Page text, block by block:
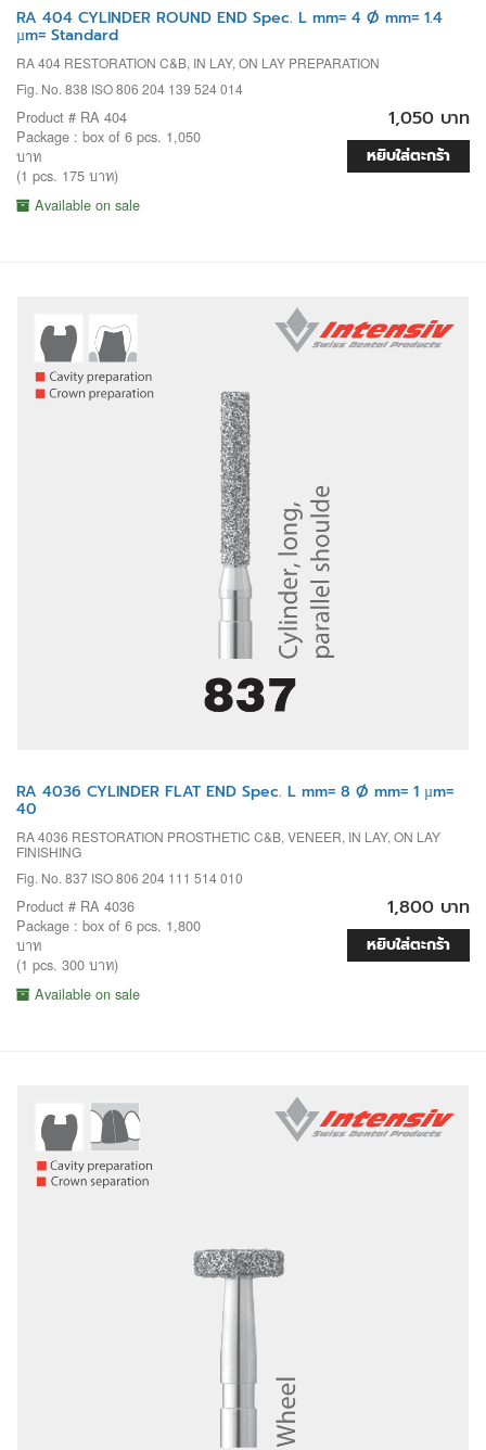
RA 404 CYLINDER ROUND END Spec. L mm= 4 Ø mm= 1.4
µm= Standard
RA 404 RESTORATION C&B, IN LAY, ON LAY PREPARATION
Fig. No. 838 ISO 806 204 139 524 014
Product # RA 404
Package : box of 6 pcs. 1,050
บาท
(1 pcs. 175 บาท)
Available on sale
1,050 บาท
หยิบใส่ตะกร้า
RA 4036 CYLINDER FLAT END Spec. L mm= 8 Ø mm= 1 µm=
40
RA 4036 RESTORATION PROSTHETIC C&B, VENEER, IN LAY, ON LAY
FINISHING
Fig. No. 837 ISO 806 204 111 514 010
Product # RA 4036
Package : box of 6 pcs. 1,800
บาท
(1 pcs. 300 บาท)
Available on sale
1,800 บาท
หยิบใส่ตะกร้า